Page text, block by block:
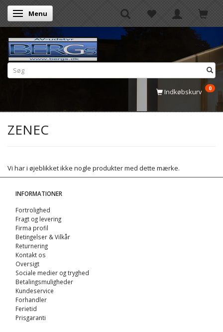
Skifte navigation
Menu
Indkøbskurv 0
ZENEC
Vi har i øjeblikket ikke nogle produkter med dette mærke.
INFORMATIONER
Fortrolighed
Fragt og levering
Firma profil
Betingelser & Vilkår
Returnering
Kontakt os
Oversigt
Sociale medier og tryghed
Betalingsmuligheder
Kundeservice
Forhandler
Ferietid
Prisgaranti